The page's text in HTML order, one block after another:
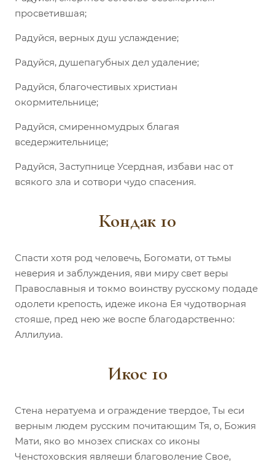
просветившая;
Радуйся, верных душ услаждение;
Радуйся, душепагубных дел удаление;
Радуйся, благочестивых христиан
окормительнице;
Радуйся, смиренномудрых благая
вседержительнице;
Радуйся, Заступнице Усердная, избави нас от
всякого зла и сотвори чудо спасения.
Кондак 10
Спасти хотя род человечь, Богомати, от тьмы
неверия и заблуждения, яви миру свет веры
Православныя и токмо воинству русскому подаде
одолети крепость, идеже икона Ея чудотворная
стояше, пред нею же воспе благодарственно:
Аллилуиа.
Икос 10
Стена нератуема и ограждение твердое, Ты еси
верным людем русским почитающим Тя, о, Божия
Мати, яко во мнозех списках со иконы
Ченстоховския являеши благоволение Свое,